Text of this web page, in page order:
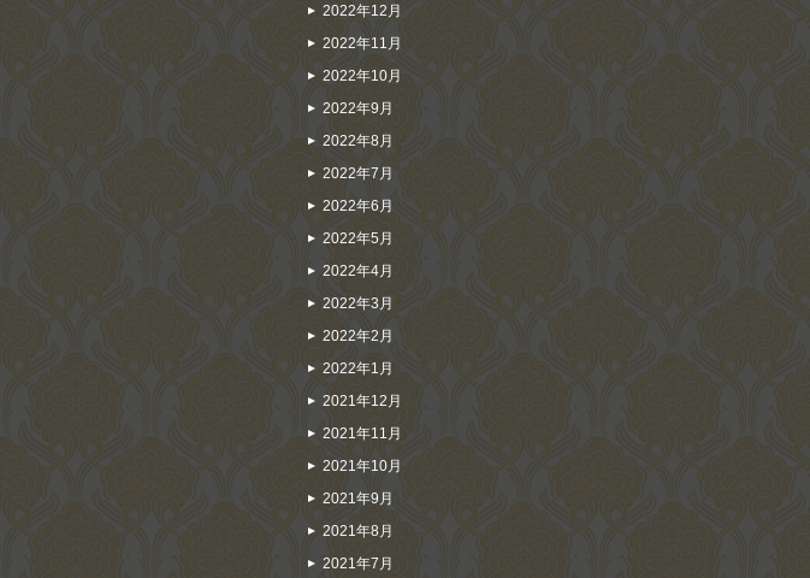
2022年12月
2022年11月
2022年10月
2022年9月
2022年8月
2022年7月
2022年6月
2022年5月
2022年4月
2022年3月
2022年2月
2022年1月
2021年12月
2021年11月
2021年10月
2021年9月
2021年8月
2021年7月